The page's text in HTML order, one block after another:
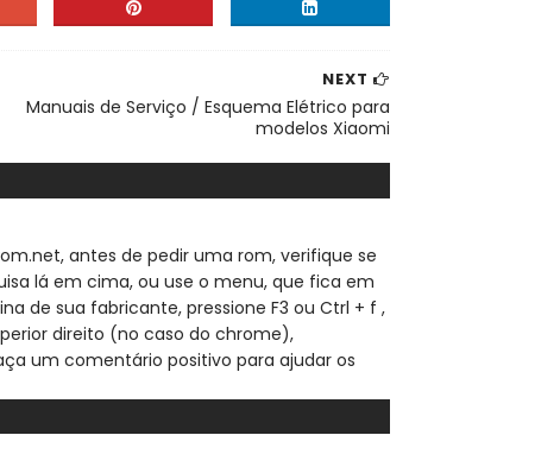
NEXT
Manuais de Serviço / Esquema Elétrico para
modelos Xiaomi
antes de pedir uma rom, verifique se
lá em cima, ou use o menu, que fica em
de sua fabricante, pressione F3 ou Ctrl + f ,
direito (no caso do chrome),
um comentário positivo para ajudar os